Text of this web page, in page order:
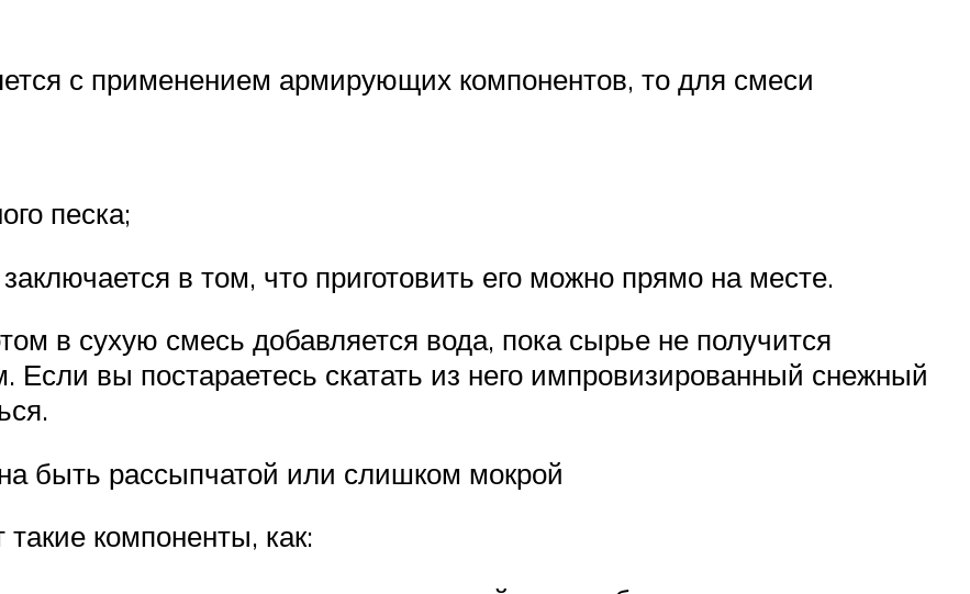
с применением армирующих компонентов, то для смеси
песка;
в том, что приготовить его можно прямо на месте.
в сухую смесь добавляется вода, пока сырье не получится
Если вы постараетесь скатать из него импровизированный снежный
быть рассыпчатой или слишком мокрой
компоненты, как: